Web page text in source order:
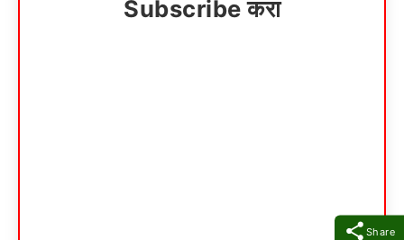
Share
Subscribe करा